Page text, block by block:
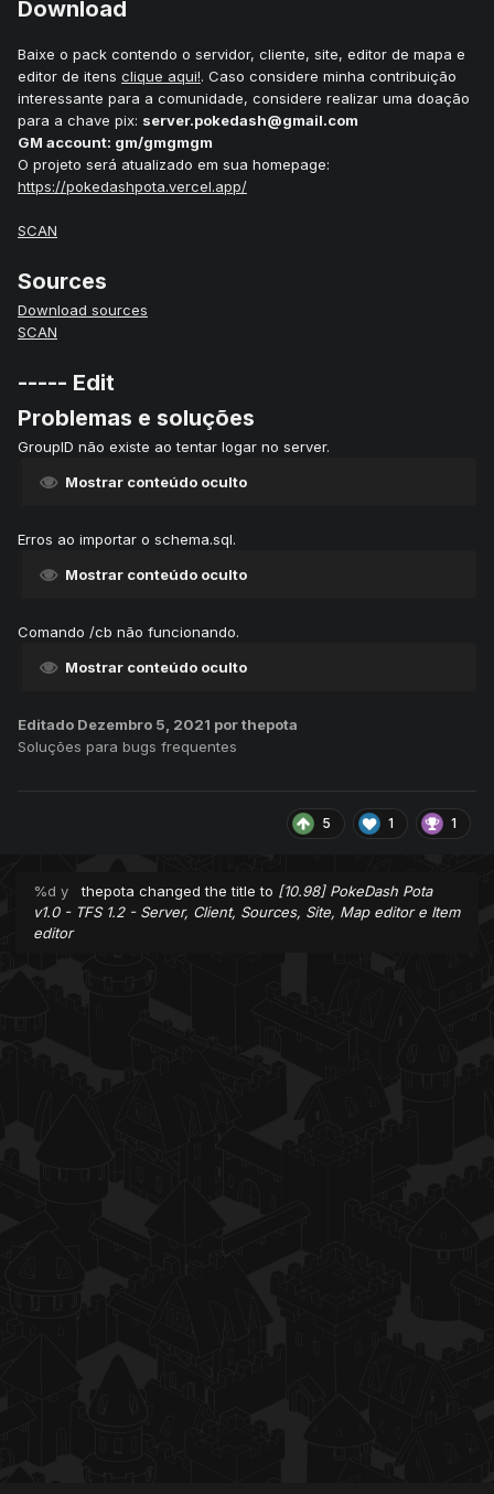
Download
Baixe o pack contendo o servidor, cliente, site, editor de mapa e
editor de itens clique aqui!. Caso considere minha contribuição
interessante para a comunidade, considere realizar uma doação
para a chave pix: server.pokedash@gmail.com
GM account: gm/gmgmgm
O projeto será atualizado em sua homepage:
https://pokedashpota.vercel.app/
SCAN
Sources
Download sources
SCAN
----- Edit
Problemas e soluções
GroupID não existe ao tentar logar no server.
Mostrar conteúdo oculto
Erros ao importar o schema.sql.
Mostrar conteúdo oculto
Comando /cb não funcionando.
Mostrar conteúdo oculto
Editado Dezembro 5, 2021 por thepota
Soluções para bugs frequentes
5 1 1
%d y thepota changed the title to [10.98] PokeDash Pota
v1.0 - TFS 1.2 - Server, Client, Sources, Site, Map editor e Item
editor